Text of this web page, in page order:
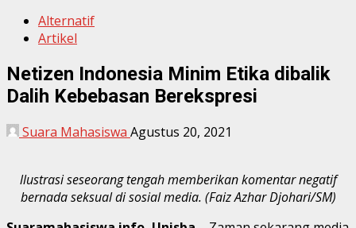
Alternatif
Artikel
Netizen Indonesia Minim Etika dibalik
Dalih Kebebasan Berekspresi
Suara Mahasiswa Agustus 20, 2021
llustrasi seseorang tengah memberikan komentar negatif
bernada seksual di sosial media. (Faiz Azhar Djohari/SM)